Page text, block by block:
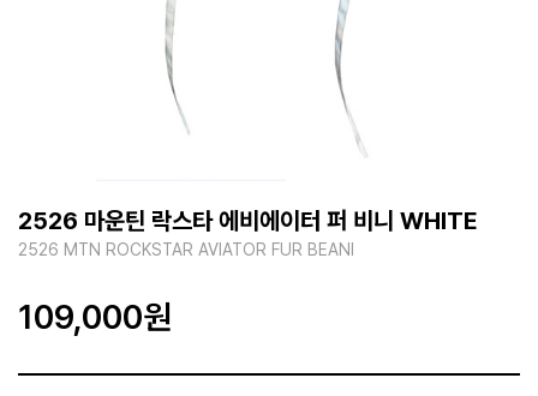
2526 마운틴 락스타 에비에이터 퍼 비니 WHITE
2526 MTN ROCKSTAR AVIATOR FUR BEANI
109,000원